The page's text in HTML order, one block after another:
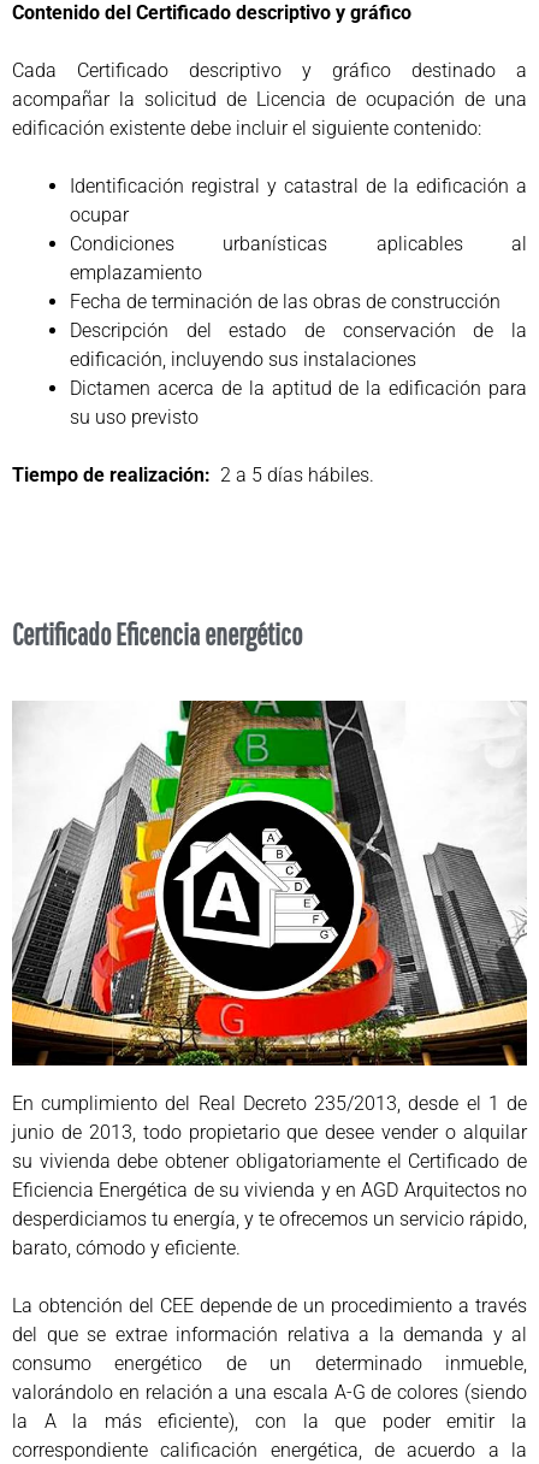
Contenido del Certificado descriptivo y gráfico
Cada Certificado descriptivo y gráfico destinado a
acompañar la solicitud de Licencia de ocupación de una
edificación existente debe incluir el siguiente contenido:
Identificación registral y catastral de la edificación a
ocupar
Condiciones urbanísticas aplicables al
emplazamiento
Fecha de terminación de las obras de construcción
Descripción del estado de conservación de la
edificación, incluyendo sus instalaciones
Dictamen acerca de la aptitud de la edificación para
su uso previsto
Tiempo de realización: 2 a 5 días hábiles.
Certificado Eficencia energético
En cumplimiento del Real Decreto 235/2013, desde el 1 de
junio de 2013, todo propietario que desee vender o alquilar
su vivienda debe obtener obligatoriamente el Certificado de
Eficiencia Energética de su vivienda y en AGD Arquitectos no
desperdiciamos tu energía, y te ofrecemos un servicio rápido,
barato, cómodo y eficiente.
La obtención del CEE depende de un procedimiento a través
del que se extrae información relativa a la demanda y al
consumo energético de un determinado inmueble,
valorándolo en relación a una escala A-G de colores (siendo
la A la más eficiente), con la que poder emitir la
correspondiente calificación energética, de acuerdo a la